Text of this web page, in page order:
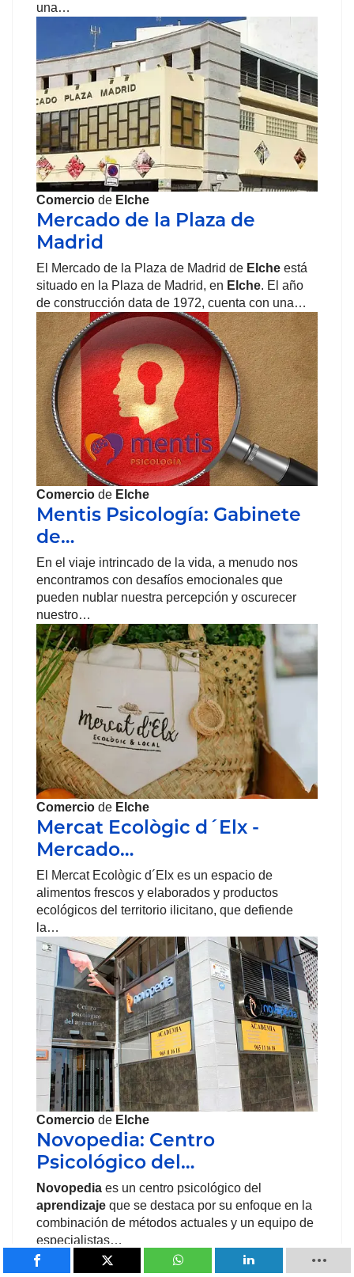
una…
Comercio de Elche
Mercado de la Plaza de
Madrid
El Mercado de la Plaza de Madrid de Elche está
situado en la Plaza de Madrid, en Elche. El año
de construcción data de 1972, cuenta con una…
Comercio de Elche
Mentis Psicología: Gabinete
de…
En el viaje intrincado de la vida, a menudo nos
encontramos con desafíos emocionales que
pueden nublar nuestra percepción y oscurecer
nuestro…
Comercio de Elche
Mercat Ecològic d´Elx -
Mercado…
El Mercat Ecològic d´Elx es un espacio de
alimentos frescos y elaborados y productos
ecológicos del territorio ilicitano, que defiende
la…
Comercio de Elche
Novopedia: Centro
Psicológico del…
Novopedia es un centro psicológico del
aprendizaje que se destaca por su enfoque en la
combinación de métodos actuales y un equipo de
especialistas…